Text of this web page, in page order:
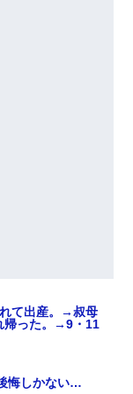
て出産。→叔母
帰った。→9・11
悔しかない…